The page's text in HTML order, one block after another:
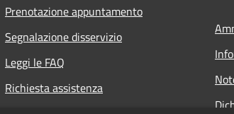
Prenotazione appuntamento
Segnalazione disservizio
Leggi le FAQ
Richiesta assistenza